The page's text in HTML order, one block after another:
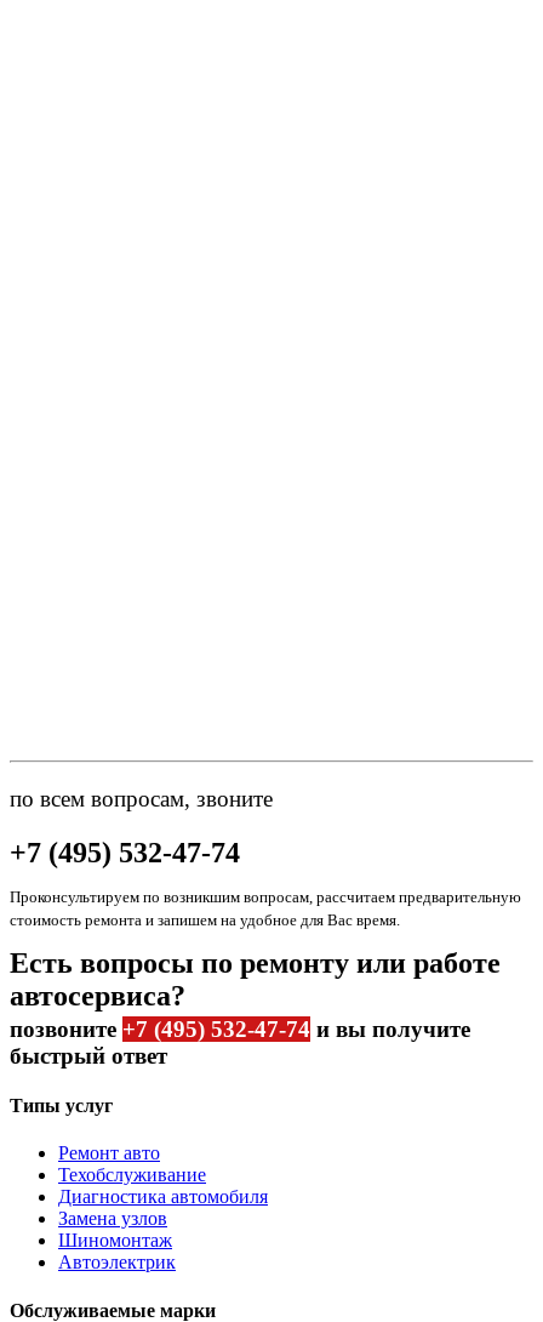
по всем вопросам, звоните
+7 (495) 532-47-74
Проконсультируем по возникшим вопросам, рассчитаем предварительную
стоимость ремонта и запишем на удобное для Вас время.
Есть вопросы по ремонту или работе
автосервиса?
позвоните +7 (495) 532-47-74 и вы получите
быстрый ответ
Типы услуг
Ремонт авто
Техобслуживание
Диагностика автомобиля
Замена узлов
Шиномонтаж
Автоэлектрик
Обслуживаемые марки